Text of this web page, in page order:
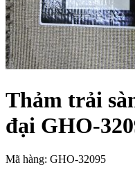
Thảm trải
đại GHO-
Mã hàng: GHO-32095